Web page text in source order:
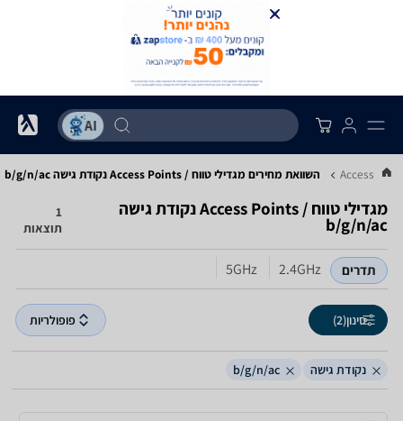
השוואת מחירים מגדילי טווח / Access Points ‏נקודת גישה ‏b/g/n/ac
מגדילי טווח / Access Points ‏נקודת גישה
1
תוצאות
תדרים 2.4GHz
5GHz
סינון(2) פופולריות
נקודת גישה b/g/n/ac